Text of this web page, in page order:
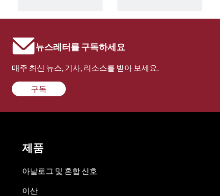
뉴스레터를 구독하세요
매주 최신 뉴스, 기사, 리소스를 받아 보세요.
구독
제품
아날로그 및 혼합 신호
이산